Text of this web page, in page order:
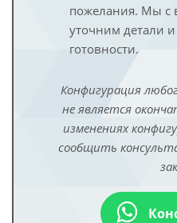
пожелания. Мы с
уточним детали
готовности.
Конфигурация
не является
изменениях
сообщить